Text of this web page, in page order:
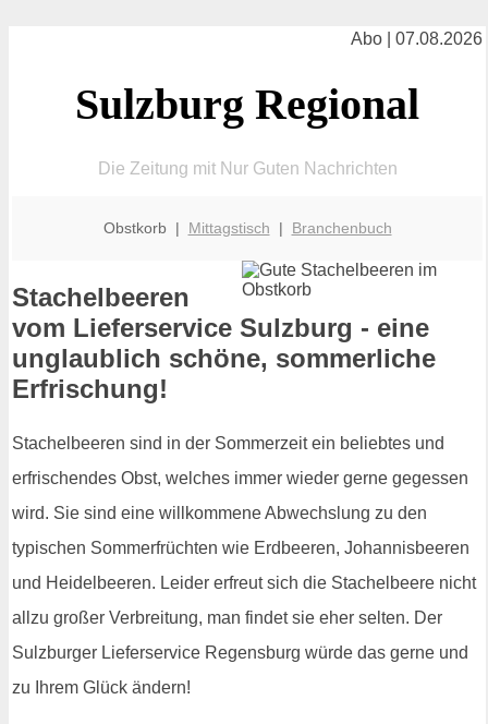
Abo | 07.08.2026
Sulzburg Regional
Die Zeitung mit Nur Guten Nachrichten
Obstkorb | Mittagstisch | Branchenbuch
Stachelbeeren
vom Lieferservice Sulzburg - eine
unglaublich schöne, sommerliche
Erfrischung!
Stachelbeeren sind in der Sommerzeit ein beliebtes und
erfrischendes Obst, welches immer wieder gerne gegessen
wird. Sie sind eine willkommene Abwechslung zu den
typischen Sommerfrüchten wie Erdbeeren, Johannisbeeren
und Heidelbeeren. Leider erfreut sich die Stachelbeere nicht
allzu großer Verbreitung, man findet sie eher selten. Der
Sulzburger Lieferservice Regensburg würde das gerne und
zu Ihrem Glück ändern!